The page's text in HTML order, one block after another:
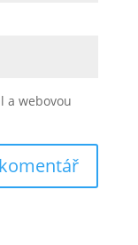
a webovou